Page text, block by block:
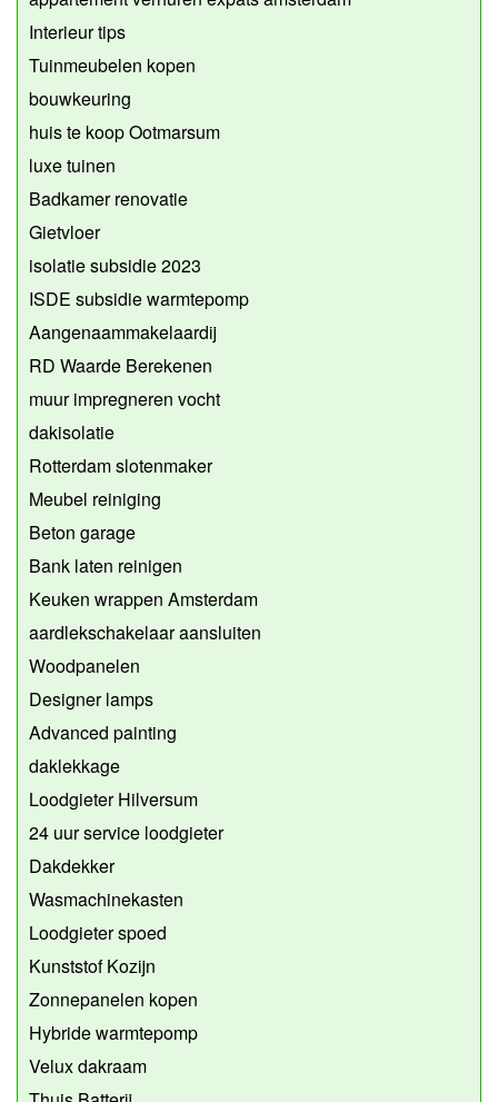
Interieur tips
Tuinmeubelen kopen
bouwkeuring
huis te koop Ootmarsum
luxe tuinen
Badkamer renovatie
Gietvloer
isolatie subsidie 2023
ISDE subsidie warmtepomp
Aangenaammakelaardij
RD Waarde Berekenen
muur impregneren vocht
dakisolatie
Rotterdam slotenmaker
Meubel reiniging
Beton garage
Bank laten reinigen
Keuken wrappen Amsterdam
aardlekschakelaar aansluiten
Woodpanelen
Designer lamps
Advanced painting
daklekkage
Loodgieter Hilversum
24 uur service loodgieter
Dakdekker
Wasmachinekasten
Loodgieter spoed
Kunststof Kozijn
Zonnepanelen kopen
Hybride warmtepomp
Velux dakraam